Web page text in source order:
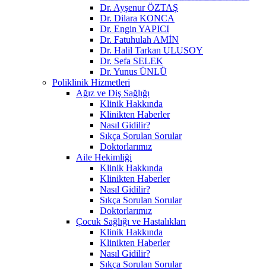
Dr. Ayşenur ÖZTAŞ
Dr. Dilara KONCA
Dr. Engin YAPICI
Dr. Fatuhulah AMİN
Dr. Halil Tarkan ULUSOY
Dr. Sefa SELEK
Dr. Yunus ÜNLÜ
Poliklinik Hizmetleri
Ağız ve Diş Sağlığı
Klinik Hakkında
Klinikten Haberler
Nasıl Gidilir?
Sıkça Sorulan Sorular
Doktorlarımız
Aile Hekimliği
Klinik Hakkında
Klinikten Haberler
Nasıl Gidilir?
Sıkça Sorulan Sorular
Doktorlarımız
Çocuk Sağlığı ve Hastalıkları
Klinik Hakkında
Klinikten Haberler
Nasıl Gidilir?
Sıkça Sorulan Sorular